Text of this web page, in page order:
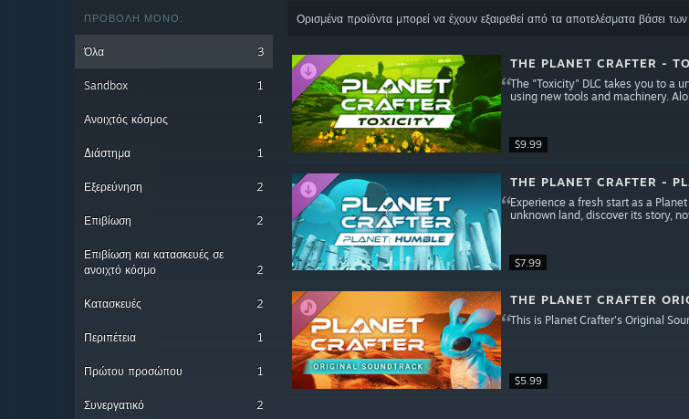
ΠΡΟΒΟΛΉ ΜΌΝΟ:
Όλα 3
Sandbox 1
Ανοιχτός κόσμος 1
Διάστημα 1
Εξερεύνηση 2
Επιβίωση 2
Επιβίωση και κατασκευές σε
ανοιχτό κόσμο
2
Κατασκευές 2
Περιπέτεια 1
Πρώτου προσώπου 1
Συνεργατικό 2
Ορισμένα προϊόντα μπορεί να έχουν εξαιρεθεί από τα αποτελέσματα βάσει των
$9.99
THE PLANET CRAFTER -
The "Toxicity" DLC takes you to a
using new tools and machinery.
$7.99
THE PLANET CRAFTER -
Experience a fresh start as a
unknown land, discover its story,
$5.99
THE PLANET CRAFTER
This is Planet Crafter's Original